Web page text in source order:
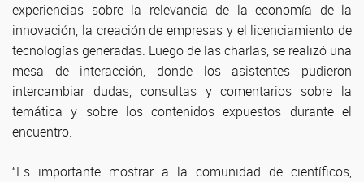
experiencias sobre la relevancia de la economía de la
innovación, la creación de empresas y el licenciamiento de
tecnologías generadas. Luego de las charlas, se realizó una
mesa de interacción, donde los asistentes pudieron
intercambiar dudas, consultas y comentarios sobre la
temática y sobre los contenidos expuestos durante el
encuentro.
“Es importante mostrar a la comunidad de científicos,